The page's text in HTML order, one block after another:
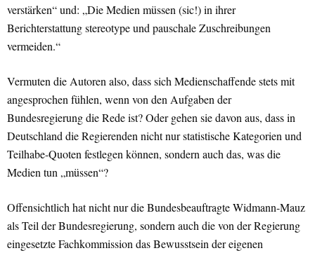
verstärken“ und: „Die Medien müssen (sic!) in ihrer
Berichterstattung stereotype und pauschale Zuschreibungen
vermeiden.“
Vermuten die Autoren also, dass sich Medienschaffende stets mit
angesprochen fühlen, wenn von den Aufgaben der
Bundesregierung die Rede ist? Oder gehen sie davon aus, dass in
Deutschland die Regierenden nicht nur statistische Kategorien und
Teilhabe-Quoten festlegen können, sondern auch das, was die
Medien tun „müssen“?
Offensichtlich hat nicht nur die Bundesbeauftragte Widmann-Mauz
als Teil der Bundesregierung, sondern auch die von der Regierung
eingesetzte Fachkommission das Bewusstsein der eigenen